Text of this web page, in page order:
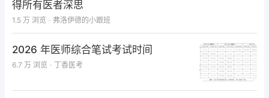
员工，为美捷登各项制度的建立及操作程序标准作出了
重大贡献，这位战友目前已在国内一所著名大学任职。
与另一位战友的初识，印象似乎不太好。这位战友是南
方某城市某医科大学一家附属医院的医生。他很喜爱科
研工作，而且很有想法。刚开始与美捷登合作时，可能
得所有医者深思
1.5 万 浏览 · 弗洛伊德的小跟班
2026 年医师综合笔试考试时间
6.7 万 浏览 · 丁香医考